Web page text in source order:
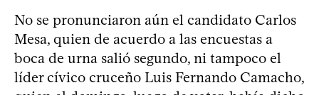
No se pronunciaron aún el candidato Carlos
Mesa, quien de acuerdo a las encuestas a
boca de urna salió segundo, ni tampoco el
líder cívico cruceño Luis Fernando Camacho,